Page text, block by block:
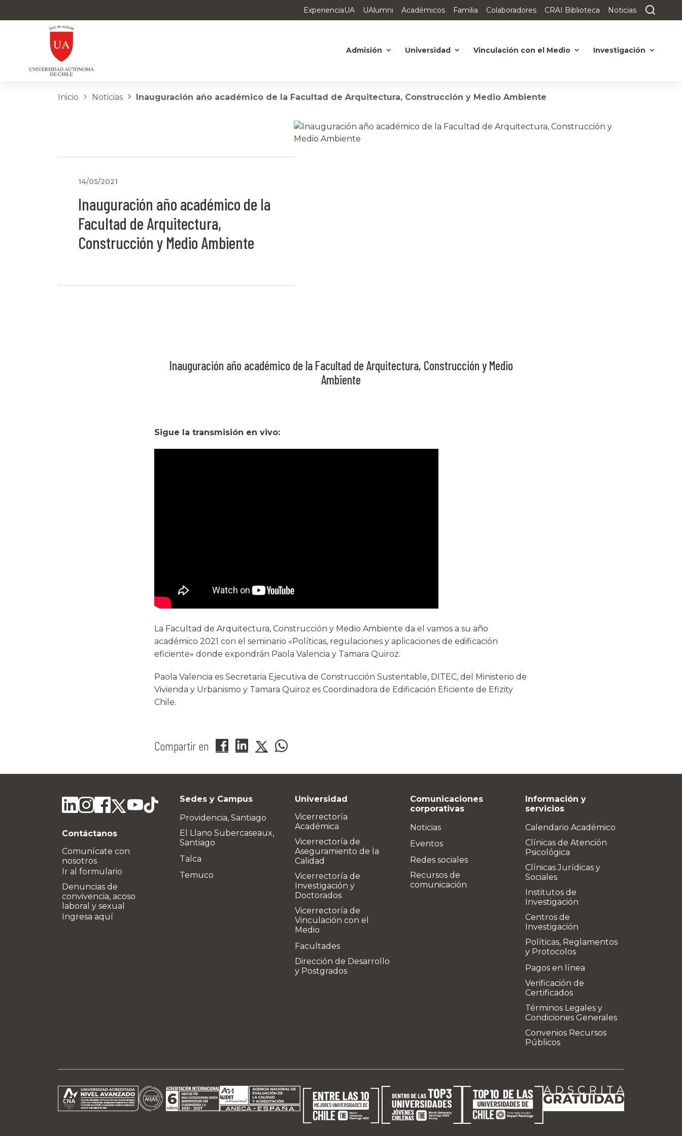
ExperienciaUA UAlumni Académicos Familia Colaboradores CRAI Biblioteca Noticias
Admisión Universidad Vinculación con el Medio Investigación
Inicio Noticias Inauguración año académico de la Facultad de Arquitectura, Construcción y Medio Ambiente
14/05/2021
Inauguración año académico de la
Facultad de Arquitectura,
Construcción y Medio Ambiente
Inauguración año académico de la Facultad de Arquitectura, Construcción y Medio
Ambiente
Sigue la transmisión en vivo:
La Facultad de Arquitectura, Construcción y Medio Ambiente da el vamos a su año
académico 2021 con el seminario «Políticas, regulaciones y aplicaciones de edificación
eficiente» donde expondrán Paola Valencia y Tamara Quiroz.
Paola Valencia es Secretaria Ejecutiva de Construcción Sustentable, DITEC, del Ministerio de
Vivienda y Urbanismo y Tamara Quiroz es Coordinadora de Edificación Eficiente de Efizity
Chile.
Compartir en
Contáctanos
Comunícate con
nosotros
Ir al formulario
Denuncias de
convivencia, acoso
laboral y sexual
Ingresa aquí
Sedes y Campus
Providencia, Santiago
El Llano Subercaseaux,
Santiago
Talca
Temuco
Universidad
Vicerrectoría
Académica
Vicerrectoría de
Aseguramiento de la
Calidad
Vicerrectoría de
Investigación y
Doctorados
Vicerrectoría de
Vinculación con el
Medio
Facultades
Dirección de Desarrollo
y Postgrados
Comunicaciones
corporativas
Noticias
Eventos
Redes sociales
Recursos de
comunicación
Información y
servicios
Calendario Académico
Clínicas de Atención
Psicológica
Clínicas Jurídicas y
Sociales
Institutos de
Investigación
Centros de
Investigación
Políticas, Reglamentos
y Protocolos
Pagos en línea
Verificación de
Certificados
Términos Legales y
Condiciones Generales
Convenios Recursos
Públicos